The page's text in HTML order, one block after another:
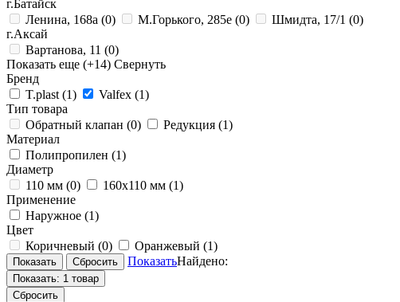
г.Батайск
Ленина, 168а (0) М.Горького, 285е (0) Шмидта, 17/1 (0)
г.Аксай
Вартанова, 11 (0)
Показать еще (+14) Свернуть
Бренд
T.plast (1) Valfex (1)
Тип товара
Обратный клапан (0) Редукция (1)
Материал
Полипропилен (1)
Диаметр
110 мм (0) 160х110 мм (1)
Применение
Наружное (1)
Цвет
Коричневый (0) Оранжевый (1)
ПоказатьНайдено:
Показать: 1 товар
Сбросить